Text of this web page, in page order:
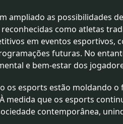
ampliado as possibilidades
como atletas
em eventos esportivos,
futuras. No
e bem-estar dos
os esports estão moldando
que os esports
contemporânea,